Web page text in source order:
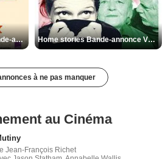
Les Matins merveilleux Bande-annonce VF Home stories Bande-annonce VO STFR
à ne pas manquer
au Cinéma
Jean-François Richet